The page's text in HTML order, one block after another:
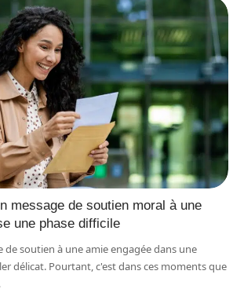
message de soutien moral à une
une phase difficile
de soutien à une amie engagée dans une
délicat. Pourtant, c'est dans ces moments que